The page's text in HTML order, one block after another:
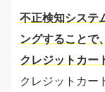
不正検知システ
ングすることで
クレジットカー
クレジットカー